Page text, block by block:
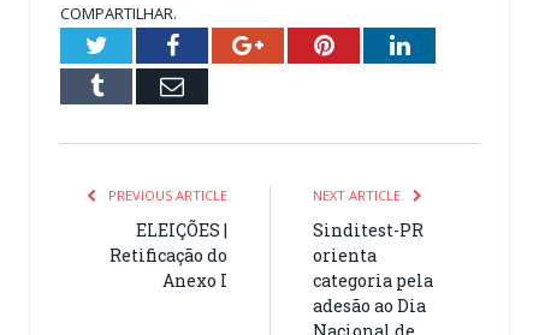
COMPARTILHAR.
TwitterFacebookGoogle+PinterestLinkedIn
Tumblr Email
PREVIOUS ARTICLE
ELEIÇÕES |
Retificação do
Anexo I
NEXT ARTICLE
Sinditest-PR
orienta
categoria pela
adesão ao Dia
Nacional de